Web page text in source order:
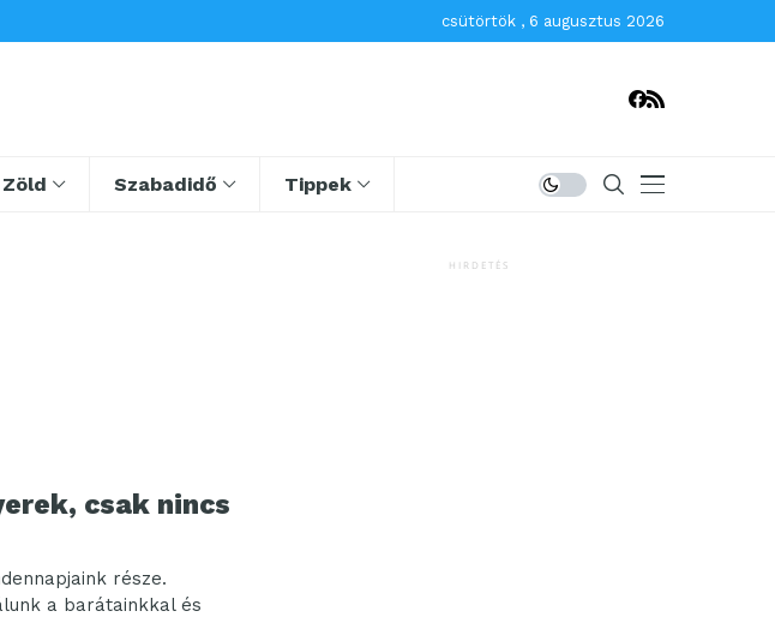
csütörtök , 6 augusztus 2026
Zöld Szabadidő Tippek
csak nincs
része.
a barátainkkal és
HIRDETÉS